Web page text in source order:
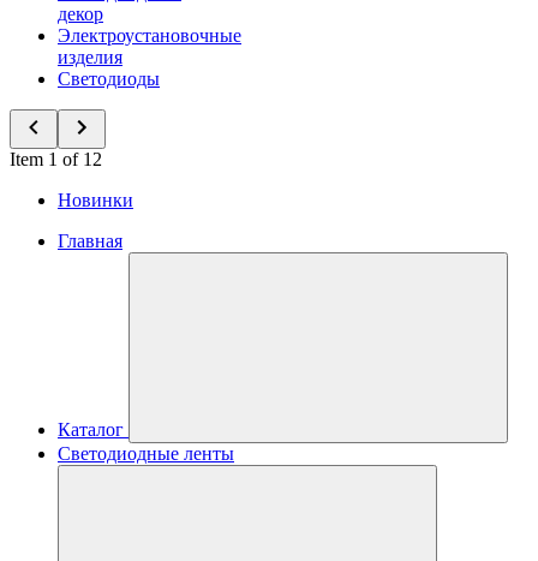
декор
Электроустановочные
изделия
Светодиоды
Item 1 of 12
Новинки
Главная
Каталог
Светодиодные ленты